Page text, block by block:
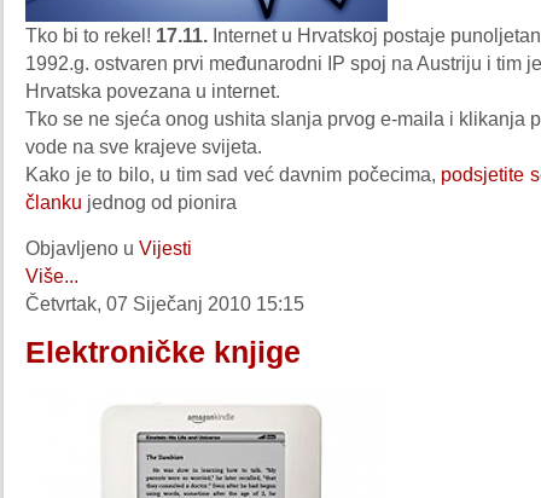
Tko bi to rekel! 17.11. Internet u Hrvatskoj postaje
1992.g. ostvaren prvi međunarodni IP spoj na Austriju i tim
Hrvatska povezana u internet.
Tko se ne sjeća onog ushita slanja prvog e-maila i klikanja
vode na sve krajeve svijeta.
Kako je to bilo, u tim sad već davnim počecima, podsjetite
članku jednog od pionira
Objavljeno u Vijesti
Više...
Četvrtak, 07 Siječanj 2010 15:15
Elektroničke knjige